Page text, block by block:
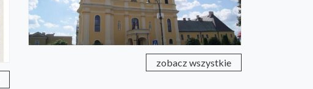
zobacz wszystkie